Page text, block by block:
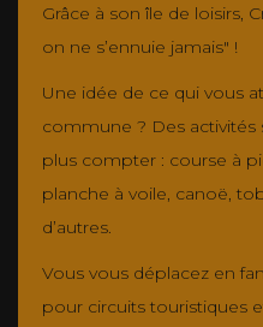
Grâce à son île de loisirs,
on ne s’ennuie jamais" !
Une idée de ce qui vous
commune ? Des activités
plus compter : course à
planche à voile, canoë,
d’autres.
Vous vous déplacez en
pour circuits touristiques